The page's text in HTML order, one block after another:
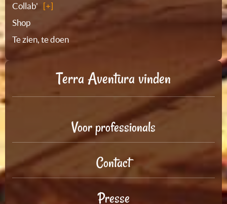
Collab'
Shop
Te zien, te doen
Terra Aventura vinden
Voor professionals
Contact
Presse